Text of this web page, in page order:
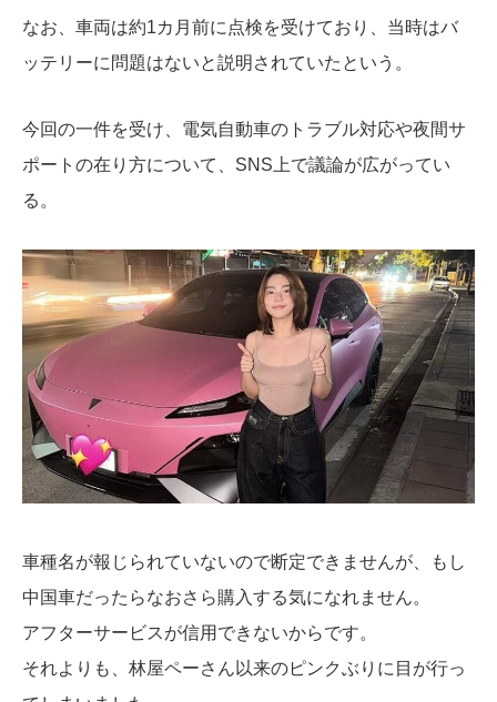
なお、車両は約1カ月前に点検を受けており、当時はバ
ッテリーに問題はないと説明されていたという。
今回の一件を受け、電気自動車のトラブル対応や夜間サ
ポートの在り方について、SNS上で議論が広がってい
る。
車種名が報じられていないので断定できませんが、もし
中国車だったらなおさら購入する気になれません。
アフターサービスが信用できないからです。
それよりも、林屋ペーさん以来のピンクぶりに目が行っ